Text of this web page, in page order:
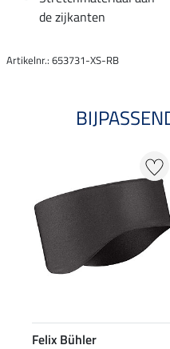
de zijkanten
Artikelnr.: 653731-XS-RB
Felix Bühler